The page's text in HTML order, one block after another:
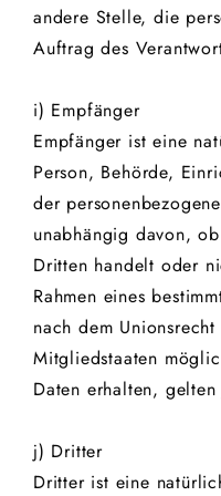
andere Stelle, die
Auftrag des
i) Empfänger
Empfänger ist eine
Person, Behörde,
der
unabhängig davon,
Dritten handelt oder
Rahmen eines
nach dem
Mitgliedstaaten
Daten erhalten,
j) Dritter
Dritter ist eine